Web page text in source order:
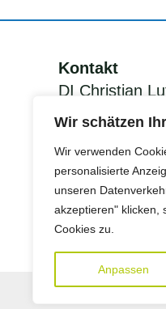
Wir schätzen
Wir verwenden
personalisierte
unseren
akzeptieren" klicken,
Cookies zu.
Anpassen
Kontakt
DI Christian
KEM Manager
+43 (0)676
Mail: